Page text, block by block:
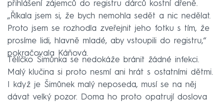
přihlášení zájemců do registru dárců kostní dřeně.
„Říkala jsem si, že bych nemohla sedět a nic nedělat.
Proto jsem se rozhodla zveřejnit jeho fotku s tím, že
prosíme lidi, hlavně mladé, aby vstoupili do registru,“
pokračovala Káňová.
Tělíčko Šimůnka se nedokáže bránit žádné infekci.
Malý klučina si proto nesmí ani hrát s ostatními dětmi.
I když je Šimůnek malý neposeda, musí se na něj
dávat velký pozor. Doma ho proto opatrují doslova